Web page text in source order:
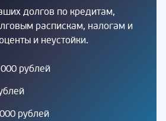
долгов по кредитам,
распискам, налогам и
и неустойки.
рублей
рублей